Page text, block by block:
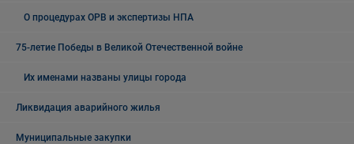
О процедурах ОРВ и экспертизы НПА
75-летие Победы в Великой Отечественной войне
Их именами названы улицы города
Ликвидация аварийного жилья
Муниципальные закупки